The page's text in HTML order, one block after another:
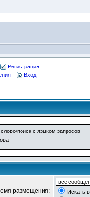
Регистрация
Вход
поиск с языком запросов
размещения:
Искать